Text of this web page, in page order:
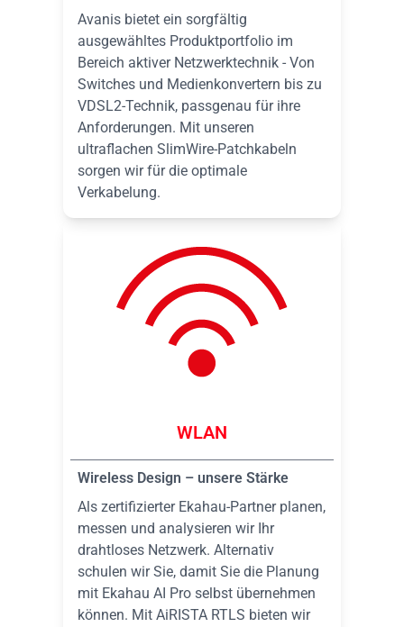
Avanis bietet ein sorgfältig
ausgewähltes Produktportfolio im
Bereich aktiver Netzwerktechnik - Von
Switches und Medienkonvertern bis zu
VDSL2-Technik, passgenau für ihre
Anforderungen. Mit unseren
ultraflachen SlimWire-Patchkabeln
sorgen wir für die optimale
Verkabelung.
WLAN
Wireless Design – unsere Stärke
Als zertifizierter Ekahau-Partner planen,
messen und analysieren wir Ihr
drahtloses Netzwerk. Alternativ
schulen wir Sie, damit Sie die Planung
mit Ekahau AI Pro selbst übernehmen
können. Mit AiRISTA RTLS bieten wir